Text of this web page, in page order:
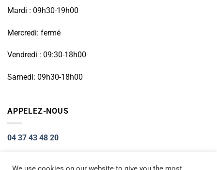
Mardi : 09h30-19h00
Mercredi: fermé
Vendredi : 09:30-18h00
Samedi: 09h30-18h00
APPELEZ-NOUS
04 37 43 48 20